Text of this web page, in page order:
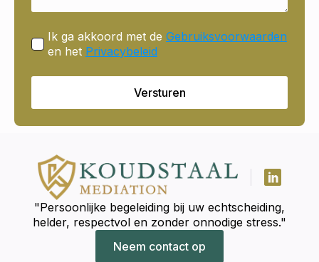
Ik ga akkoord met de Gebruiksvoorwaarden
en het Privacybeleid
Versturen
"Persoonlijke begeleiding bij uw echtscheiding,
helder, respectvol en zonder onnodige stress."
Neem contact op